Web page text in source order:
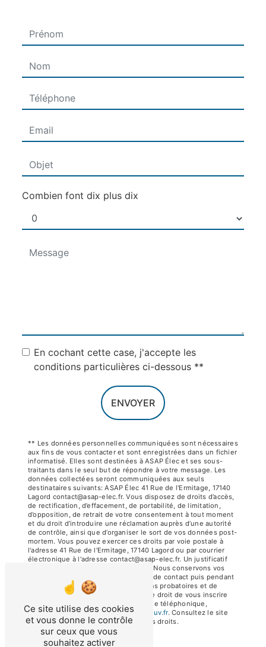
Combien font dix plus dix
En cochant cette case, j'accepte les
conditions particulières ci-dessous **
ENVOYER
** Les données personnelles communiquées sont nécessaires
aux fins de vous contacter et sont enregistrées dans un fichier
informatisé. Elles sont destinées à ASAP Élec et ses sous-
traitants dans le seul but de répondre à votre message. Les
données collectées seront communiquées aux seuls
destinataires suivants: ASAP Élec 41 Rue de l'Ermitage, 17140
Lagord contact@asap-elec.fr. Vous disposez de droits d’accès,
de rectification, d’effacement, de portabilité, de limitation,
d’opposition, de retrait de votre consentement à tout moment
et du droit d’introduire une réclamation auprès d’une autorité
de contrôle, ainsi que d’organiser le sort de vos données post-
mortem. Vous pouvez exercer ces droits par voie postale à
l'adresse 41 Rue de l'Ermitage, 17140 Lagord ou par courrier
électronique à l'adresse contact@asap-elec.fr. Un justificatif
d'identité pourra vous être demandé. Nous conservons vos
données pendant la période de prise de contact puis pendant
la durée de prescription légale aux fins probatoires et de
gestion des contentieux. Vous avez le droit de vous inscrire
sur la liste d'opposition au démarchage téléphonique,
disponible à cette adresse: Bloctel.gouv.fr. Consultez le site
cnil.fr pour plus d’informations sur vos droits.
Ce site utilise des cookies
et vous donne le contrôle
sur ceux que vous
souhaitez activer